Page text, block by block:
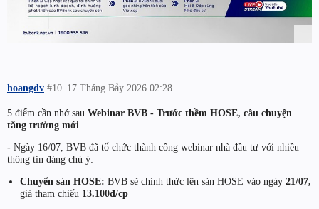
hoangdv 17 Tháng Bảy 2026 02:28
#10
5 điểm cần nhớ sau Webinar BVB - Trước thềm HOSE, câu chuyện
tăng trưởng mới
- Ngày 16/07, BVB đã tổ chức thành công webinar nhà đầu tư với nhiều
thông tin đáng chú ý:
Chuyển sàn HOSE: BVB sẽ chính thức lên sàn HOSE vào ngày 21/07,
giá tham chiếu 13.100đ/cp